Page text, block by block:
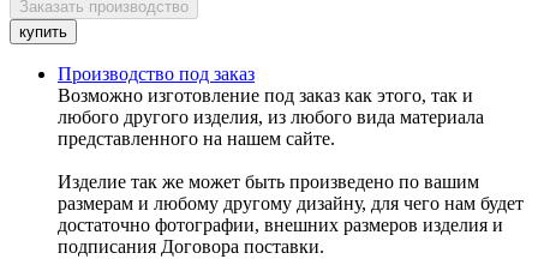
Производство под заказ
Возможно изготовление под заказ как этого, так и
любого другого изделия, из любого вида материала
представленного на нашем сайте.
Изделие так же может быть произведено по вашим
размерам и любому другому дизайну, для чего нам будет
достаточно фотографии, внешних размеров изделия и
подписания Договора поставки.